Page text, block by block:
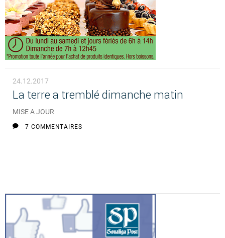
24.12.2017
La terre a tremblé dimanche matin
MISE A JOUR
7 COMMENTAIRES